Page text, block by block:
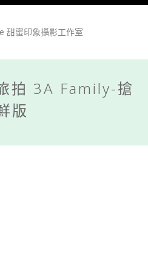
拍 3A Family-搶
版